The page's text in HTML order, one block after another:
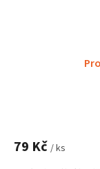
79 Kč / ks